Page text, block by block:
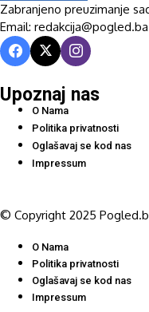
Zabranjeno preuzimanje
Email: redakcija@pogled.ba
Upoznaj nas
O Nama
Politika privatnosti
Oglašavaj se kod nas
Impressum
© Copyright 2025
O Nama
Politika privatnosti
Oglašavaj se kod nas
Impressum